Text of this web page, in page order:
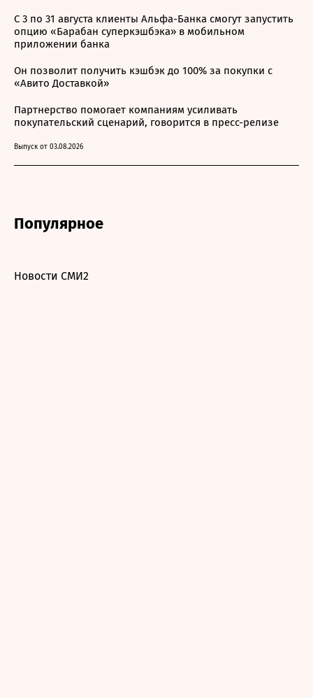
С 3 по 31 августа клиенты Альфа-Банка смогут запустить
опцию «Барабан суперкэшбэка» в мобильном
приложении банка
Он позволит получить кэшбэк до 100% за покупки с
«Авито Доставкой»
Партнерство помогает компаниям усиливать
покупательский сценарий, говорится в пресс-релизе
Выпуск от 03.08.2026
Популярное
Новости СМИ2